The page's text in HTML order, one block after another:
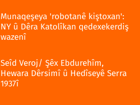
Munaqeşeya 'robotanê kiştoxan':
NY û Dêra Katolîkan qedexekerdiş
wazenî
Seîd Veroj/ Şêx Ebdurehîm,
Hewara Dêrsimî û Hedîseyê Serra
1937î